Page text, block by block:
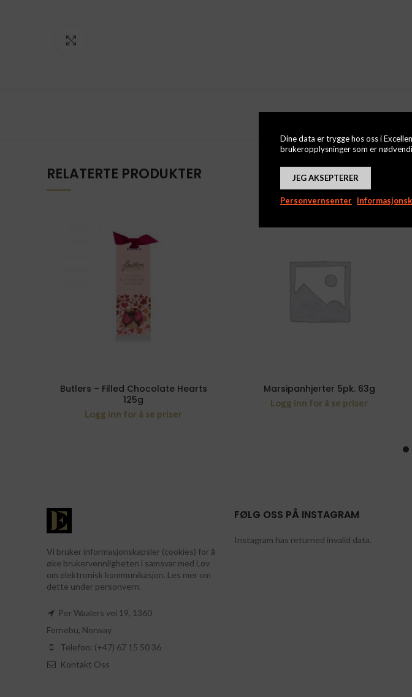
RELATERTE PRODUKTER
Butlers – Filled Chocolate Hearts
125g
Logg inn for å se priser
Marsipanhjerter 5pk. 63g
Logg inn for å se priser
Vi bruker informasjonskapsler (cookies) for å
øke brukervennligheten i samsvar med Lov
om elektronisk kommunikasjon. Les mer om
dette under personvern.
Per Waalers vei 19, 1360
Fornebu, Norway
Telefon: (+47) 67 15 50 36
Kontakt Oss
FØLG OSS PÅ INSTAGRAM
Instagram has returned invalid data.
Dine data er trygge hos oss i
brukeropplysninger som er
JEG AKSEPTERER
Personvernsenter